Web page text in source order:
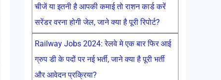
चीजें या इतनी है आपकी कमाई तो राशन कार्ड करें
सरेंडर वरना होगी जेल, जाने क्या है पूरी रिपोर्ट?
Railway Jobs 2024: रेलवे मे एक बार फिर आई
ग्रुप डी के पदों पर नई भर्ती, जाने क्या है पूरी भर्ती
और आवेदन प्रक्रिया?